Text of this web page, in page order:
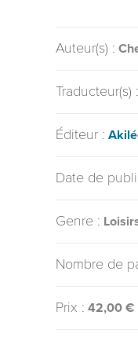
Auteur(s) :
Traducteur(s) :
Éditeur :
Date de
Genre :
Nombre de
Prix : 42,00 €